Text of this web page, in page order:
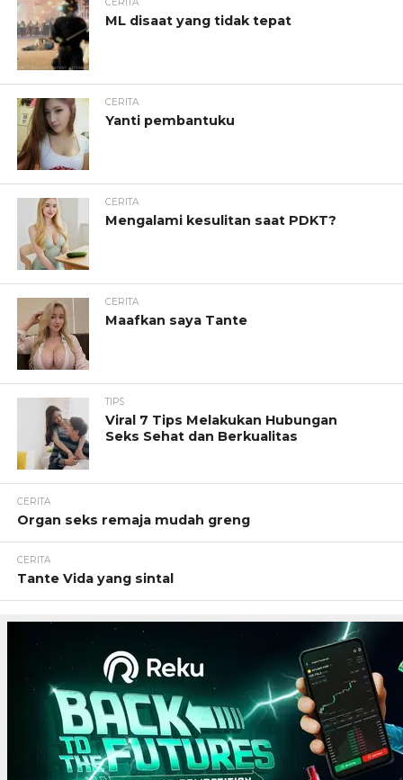
ML disaat yang tidak tepat
CERITA
Yanti pembantuku
CERITA
Mengalami kesulitan saat PDKT?
CERITA
Maafkan saya Tante
TIPS
Viral 7 Tips Melakukan Hubungan
Seks Sehat dan Berkualitas
CERITA
Organ seks remaja mudah greng
CERITA
Tante Vida yang sintal